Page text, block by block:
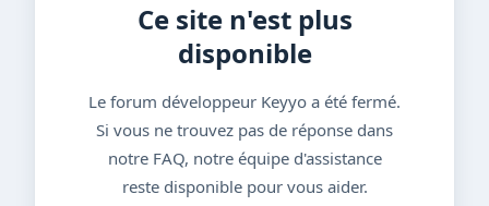
Ce site n'est plus
disponible
Le forum développeur Keyyo a été fermé.
Si vous ne trouvez pas de réponse dans
notre FAQ, notre équipe d'assistance
reste disponible pour vous aider.